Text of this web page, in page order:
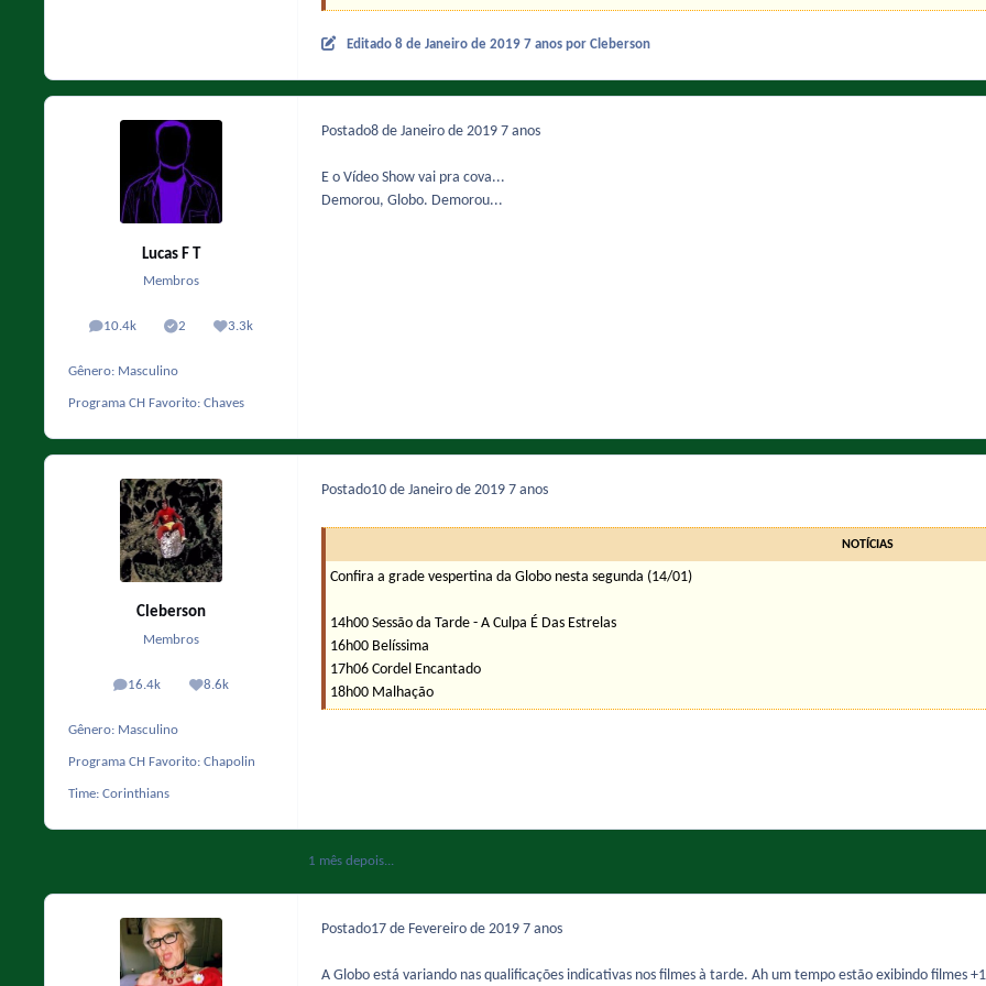
Editado 8 de Janeiro de 2019 7 anos por Cleberson
Lucas F T
Membros
10.4k
posts 2
Solutions3.3k
Reputação
Gênero: Masculino
Programa CH Favorito: Chaves
Postado8 de Janeiro de 2019 7 anos
E o Vídeo Show vai pra cova...
Demorou, Globo. Demorou...
Cleberson
Membros
16.4k
posts 8.6k
Reputação
Gênero: Masculino
Programa CH Favorito: Chapolin
Time: Corinthians
Postado10 de Janeiro de 2019 7 anos
NOTÍCIAS
Confira a grade vespertina da Globo nesta segunda (14/01)
14h00 Sessão da Tarde - A Culpa É Das Estrelas
16h00 Belíssima
17h06 Cordel Encantado
18h00 Malhação
1 mês depois...
Postado17 de Fevereiro de 2019 7 anos
A Globo está variando nas qualificações indicativas nos filmes à tarde. Ah um tempo estão exibindo filmes